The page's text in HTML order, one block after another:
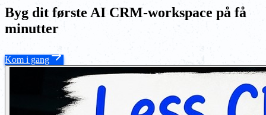
Byg dit første AI CRM-workspace på få
minutter
Kom i gang